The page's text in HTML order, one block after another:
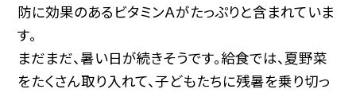
防に効果のあるビタミンＡがたっぷりと含まれていま
す。
まだまだ、暑い日が続きそうです。給食では、夏野菜
をたくさん取り入れて、子どもたちに残暑を乗り切っ